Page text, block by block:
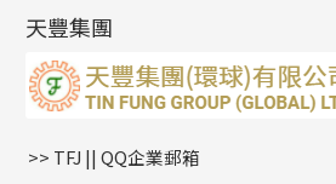
雙十字鏈系列
水波鏈系列
蛇骨鏈系列
鏈尾系列
嘴唇鏈系列
耳環扣系列
耳綫/耳鈎系列
耳環爪頭
耳環
字母吊墜
相盒吊墜
項鏈吊墜
生肖吊墜
星座吊墜
天豐集團
>> TFJ || QQ企業郵箱